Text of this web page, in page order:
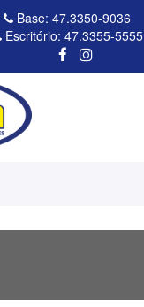
Base: 47.3350-9036
Escritório: 47.3355-5555